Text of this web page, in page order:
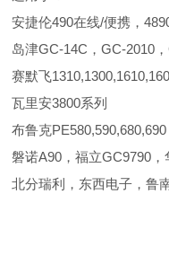
安捷伦490在线/便携，
岛津GC-14C，GC-2010
赛默飞
瓦里安3800系列
布鲁克PE580,590,680,690
磐诺A90，福立GC9790
北分瑞利，东西电子，鲁